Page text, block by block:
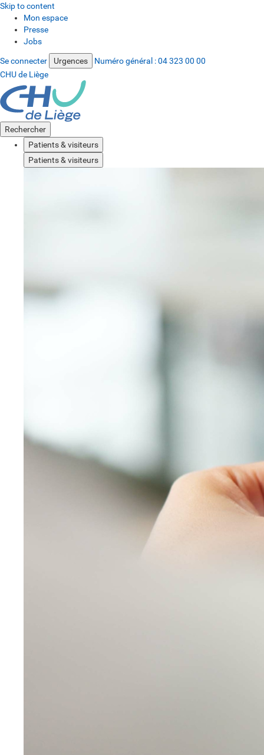
Skip to content
Mon espace
Presse
Jobs
Se connecter Urgences Numéro général :04 323 00 00
CHU de Liège
Rechercher
Patients & visiteurs
Patients & visiteurs